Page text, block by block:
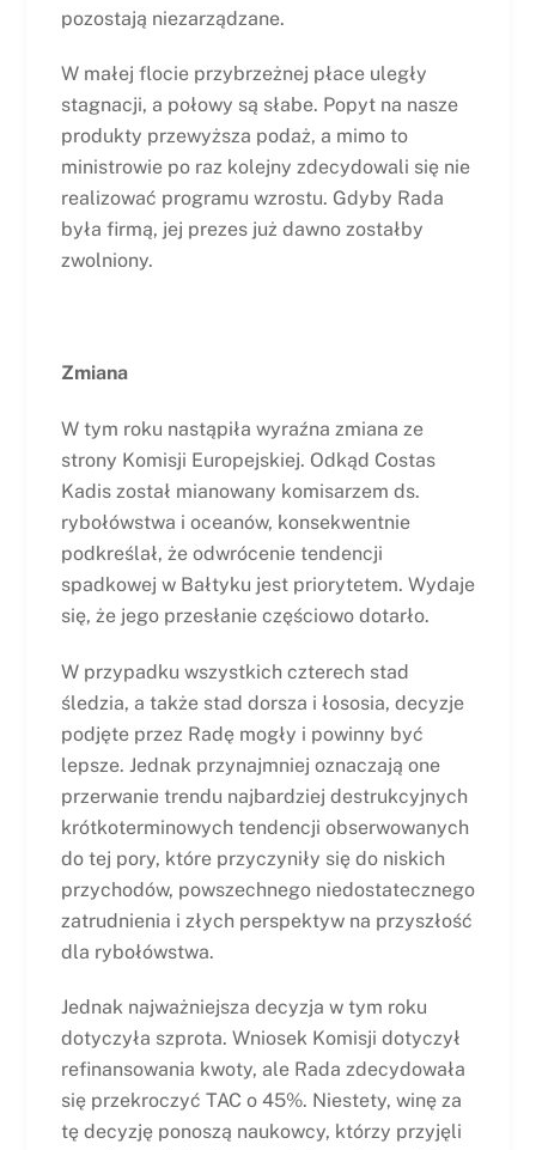
pozostają niezarządzane.
W małej flocie przybrzeżnej płace uległy
stagnacji, a połowy są słabe. Popyt na nasze
produkty przewyższa podaż, a mimo to
ministrowie po raz kolejny zdecydowali się nie
realizować programu wzrostu. Gdyby Rada
była firmą, jej prezes już dawno zostałby
zwolniony.
Zmiana
W tym roku nastąpiła wyraźna zmiana ze
strony Komisji Europejskiej. Odkąd Costas
Kadis został mianowany komisarzem ds.
rybołówstwa i oceanów, konsekwentnie
podkreślał, że odwrócenie tendencji
spadkowej w Bałtyku jest priorytetem. Wydaje
się, że jego przesłanie częściowo dotarło.
W przypadku wszystkich czterech stad
śledzia, a także stad dorsza i łososia, decyzje
podjęte przez Radę mogły i powinny być
lepsze. Jednak przynajmniej oznaczają one
przerwanie trendu najbardziej destrukcyjnych
krótkoterminowych tendencji obserwowanych
do tej pory, które przyczyniły się do niskich
przychodów, powszechnego niedostatecznego
zatrudnienia i złych perspektyw na przyszłość
dla rybołówstwa.
Jednak najważniejsza decyzja w tym roku
dotyczyła szprota. Wniosek Komisji dotyczył
refinansowania kwoty, ale Rada zdecydowała
się przekroczyć TAC o 45%. Niestety, winę za
tę decyzję ponoszą naukowcy, którzy przyjęli